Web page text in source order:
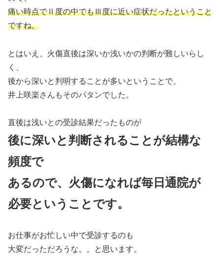
痛い時点でⅡ度の中でもⅢ度に近い症状だったということ
ですね。
とはいえ、火傷直後は深いか浅いかの判断が難しいらし
く、
後から深いと判明することが多いということで、
井上咲楽さんもそのパタンでした。
直後は浅いとの受診結果だったものが
後に深いと判断されることが結構な
頻度で
あるので、火傷になれば毎日通院が
必要ということです。
お仕事がお忙しい中で受診するのも
大変だっただろうな。。と思います。